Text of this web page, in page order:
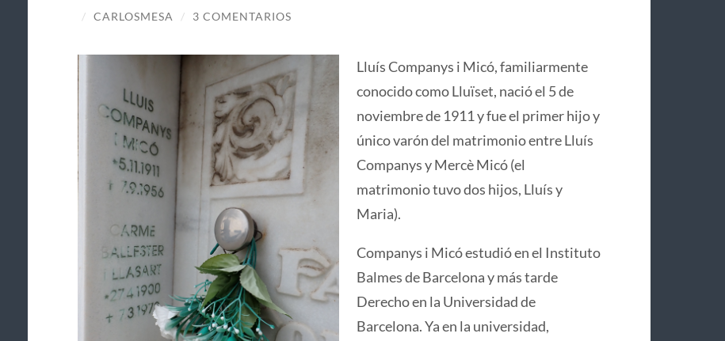
/ CARLOSMESA / 3 COMENTARIOS
Lluís Companys i Micó, familiarmente
conocido como Lluïset, nació el 5 de
noviembre de 1911 y fue el primer hijo y
único varón del matrimonio entre Lluís
Companys y Mercè Micó (el
matrimonio tuvo dos hijos, Lluís y
Maria).
Companys i Micó estudió en el Instituto
Balmes de Barcelona y más tarde
Derecho en la Universidad de
Barcelona. Ya en la universidad,